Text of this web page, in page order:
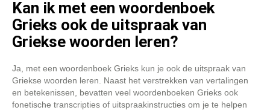
Kan ik met een woordenboek
Grieks ook de uitspraak van
Griekse woorden leren?
Ja, met een woordenboek Grieks kun je ook de uitspraak van
Griekse woorden leren. Naast het verstrekken van vertalingen
en betekenissen, bevatten veel woordenboeken Grieks ook
fonetische transcripties of uitspraakinstructies om je te helpen